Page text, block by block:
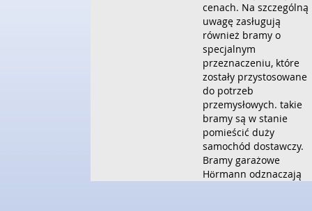
cenach. Na szczególną
uwagę zasługują
również bramy o
specjalnym
przeznaczeniu, które
zostały przystosowane
do potrzeb
przemysłowych. takie
bramy są w stanie
pomieścić duży
samochód dostawczy.
Bramy garażowe
Hörmann odznaczają